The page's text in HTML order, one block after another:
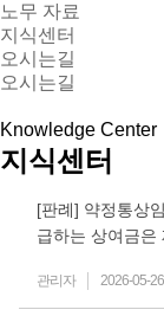
노무 자료
지식센터
오시는길
오시는길
Knowledge Center
지식센터
[판례] 약정통상
급하는 상여금은
관리자 2026-05-26